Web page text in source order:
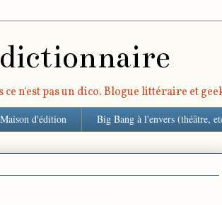
n'est pas un dico. Blogue littéraire et
Maison d'édition Big Bang à l'envers (théâtre,